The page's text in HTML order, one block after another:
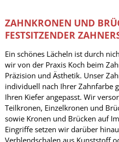
ZAHNKRONEN UND
FESTSITZENDER
Ein schönes Lächeln ist durch
wir von der Praxis Koch beim
Präzision und Ästhetik. Unser
individuell nach Ihrer Zahnfarbe
Ihren Kiefer angepasst. Wir
Teilkronen, Einzelkronen und
sowie Kronen und Brücken auf
Eingriffe setzen wir darüber